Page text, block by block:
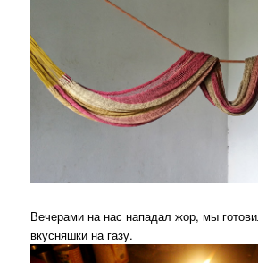
Вечерами на нас нападал жор, мы
вкусняшки на газу.